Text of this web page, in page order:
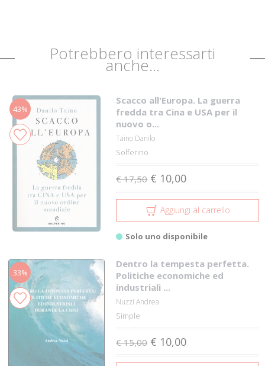
Potrebbero interessarti
anche...
43%
Scacco all'Europa. La guerra
fredda tra Cina e USA per il
nuovo o...
Taino Danilo
Solferino
€ 17,50 € 10,00
Aggiungi al carrello
Solo uno disponibile
33%
Dentro la tempesta perfetta.
Politiche economiche ed
industriali ...
Nuzzi Andrea
Simple
€ 15,00 € 10,00